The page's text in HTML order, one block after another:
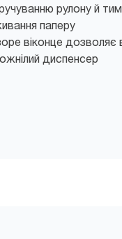
рулону й
паперу
віконце дозволяє
диспенсер